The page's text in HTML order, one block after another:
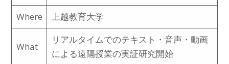
Where
上越教育大学
What
リアルタイムでのテキスト・音声・動画
による遠隔授業の実証研究開始